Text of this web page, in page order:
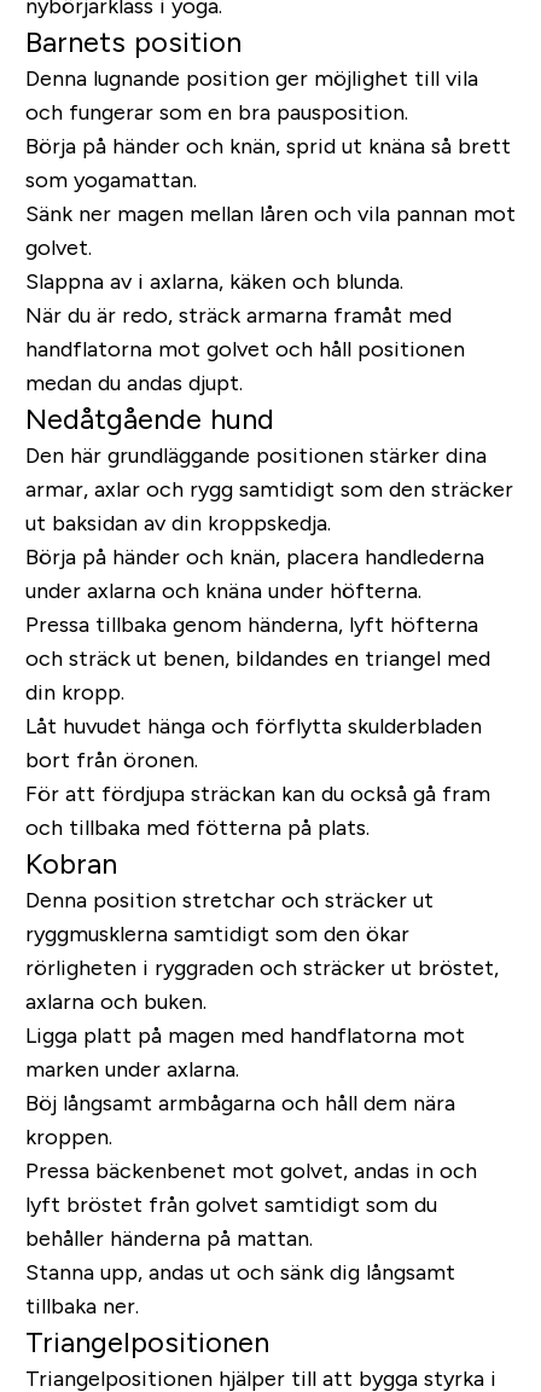
nybörjarklass i yoga.
Barnets position
Denna lugnande position ger möjlighet till vila
och fungerar som en bra pausposition.
Börja på händer och knän, sprid ut knäna så brett
som yogamattan.
Sänk ner magen mellan låren och vila pannan mot
golvet.
Slappna av i axlarna, käken och blunda.
När du är redo, sträck armarna framåt med
handflatorna mot golvet och håll positionen
medan du andas djupt.
Nedåtgående hund
Den här grundläggande positionen stärker dina
armar, axlar och rygg samtidigt som den sträcker
ut baksidan av din kroppskedja.
Börja på händer och knän, placera handlederna
under axlarna och knäna under höfterna.
Pressa tillbaka genom händerna, lyft höfterna
och sträck ut benen, bildandes en triangel med
din kropp.
Låt huvudet hänga och förflytta skulderbladen
bort från öronen.
För att fördjupa sträckan kan du också gå fram
och tillbaka med fötterna på plats.
Kobran
Denna position stretchar och sträcker ut
ryggmusklerna samtidigt som den ökar
rörligheten i ryggraden och sträcker ut bröstet,
axlarna och buken.
Ligga platt på magen med handflatorna mot
marken under axlarna.
Böj långsamt armbågarna och håll dem nära
kroppen.
Pressa bäckenbenet mot golvet, andas in och
lyft bröstet från golvet samtidigt som du
behåller händerna på mattan.
Stanna upp, andas ut och sänk dig långsamt
tillbaka ner.
Triangelpositionen
Triangelpositionen hjälper till att bygga styrka i